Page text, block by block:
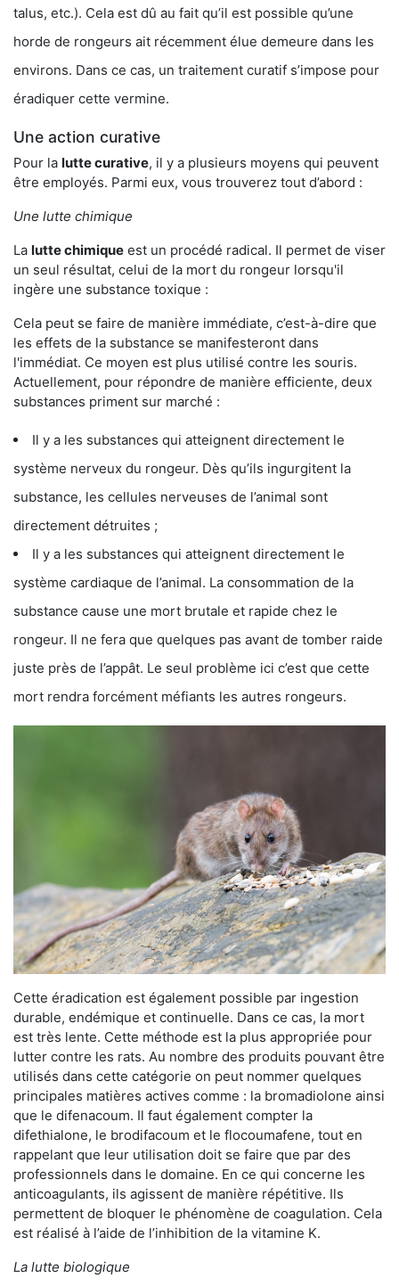
talus, etc.). Cela est dû au fait qu’il est possible qu’une
horde de rongeurs ait récemment élue demeure dans les
environs. Dans ce cas, un traitement curatif s’impose pour
éradiquer cette vermine.
Une action curative
Pour la lutte curative, il y a plusieurs moyens qui peuvent
être employés. Parmi eux, vous trouverez tout d’abord :
Une lutte chimique
La lutte chimique est un procédé radical. Il permet de viser
un seul résultat, celui de la mort du rongeur lorsqu'il
ingère une substance toxique :
Cela peut se faire de manière immédiate, c’est-à-dire que
les effets de la substance se manifesteront dans
l'immédiat. Ce moyen est plus utilisé contre les souris.
Actuellement, pour répondre de manière efficiente, deux
substances priment sur marché :
Il y a les substances qui atteignent directement le
système nerveux du rongeur. Dès qu’ils ingurgitent la
substance, les cellules nerveuses de l’animal sont
directement détruites ;
Il y a les substances qui atteignent directement le
système cardiaque de l’animal. La consommation de la
substance cause une mort brutale et rapide chez le
rongeur. Il ne fera que quelques pas avant de tomber raide
juste près de l’appât. Le seul problème ici c’est que cette
mort rendra forcément méfiants les autres rongeurs.
Cette éradication est également possible par ingestion
durable, endémique et continuelle. Dans ce cas, la mort
est très lente. Cette méthode est la plus appropriée pour
lutter contre les rats. Au nombre des produits pouvant être
utilisés dans cette catégorie on peut nommer quelques
principales matières actives comme : la bromadiolone ainsi
que le difenacoum. Il faut également compter la
difethialone, le brodifacoum et le flocoumafene, tout en
rappelant que leur utilisation doit se faire que par des
professionnels dans le domaine. En ce qui concerne les
anticoagulants, ils agissent de manière répétitive. Ils
permettent de bloquer le phénomène de coagulation. Cela
est réalisé à l’aide de l’inhibition de la vitamine K.
La lutte biologique